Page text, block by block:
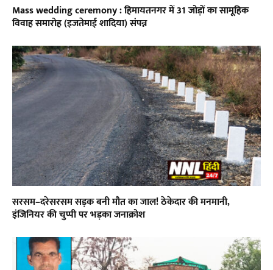
Mass wedding ceremony : हिमायतनगर में 31 जोड़ों का सामूहिक
विवाह समारोह (इजतेमाई शादिया) संपन्न
सरसम–दरेसरसम सड़क बनी मौत का जाल! ठेकेदार की मनमानी,
इंजिनियर की चुप्पी पर भड़का जनाक्रोश